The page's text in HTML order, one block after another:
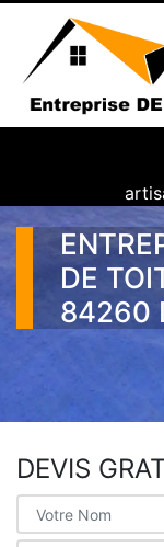
DE
84260
DEVIS